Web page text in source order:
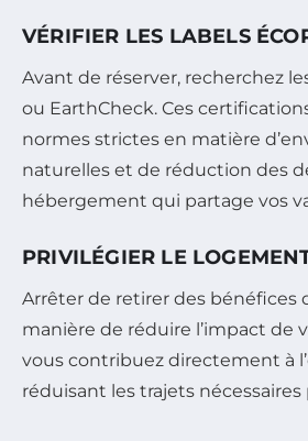
VÉRIFIER LES LABELS
Avant de réserver, recherchez
ou EarthCheck. Ces
normes strictes en matière
naturelles et de réduction des
hébergement qui partage vos
PRIVILÉGIER LE
Arrêter de retirer des bénéfices
manière de réduire l’impact
vous contribuez directement à
réduisant les trajets